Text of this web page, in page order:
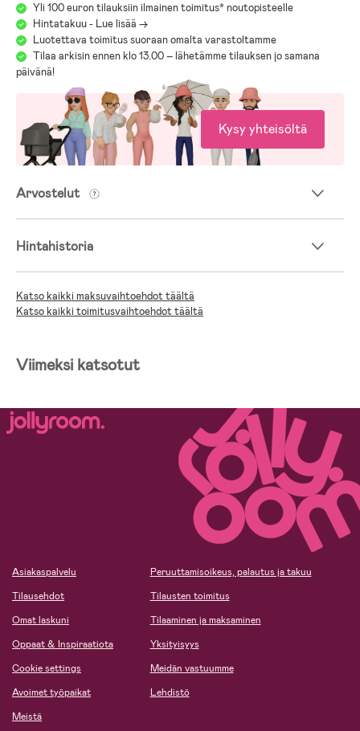
Yli 100 euron tilauksiin ilmainen toimitus* noutopisteelle
Hintatakuu - Lue lisää ->
Luotettava toimitus suoraan omalta varastoltamme
Tilaa arkisin ennen klo 13.00 – lähetämme tilauksen jo samana
päivänä!
Kysy yhteisöltä
Arvostelut
Hintahistoria
Katso kaikki maksuvaihtoehdot täältä
Katso kaikki toimitusvaihtoehdot täältä
Viimeksi katsotut
Asiakaspalvelu
Tilausehdot
Omat laskuni
Oppaat & Inspiraatiota
Cookie settings
Avoimet työpaikat
Meistä
Peruuttamisoikeus, palautus ja takuu
Tilausten toimitus
Tilaaminen ja maksaminen
Yksityisyys
Meidän vastuumme
Lehdistö